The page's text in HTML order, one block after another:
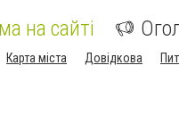
на сайті
Карта міста Довідкова